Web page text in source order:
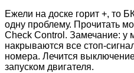
Ежели на доске горит +, то
одну проблему. Прочитать
Check Control. Замечание: у
накрываются все стоп-
номера. Лечится
запуском двигателя.